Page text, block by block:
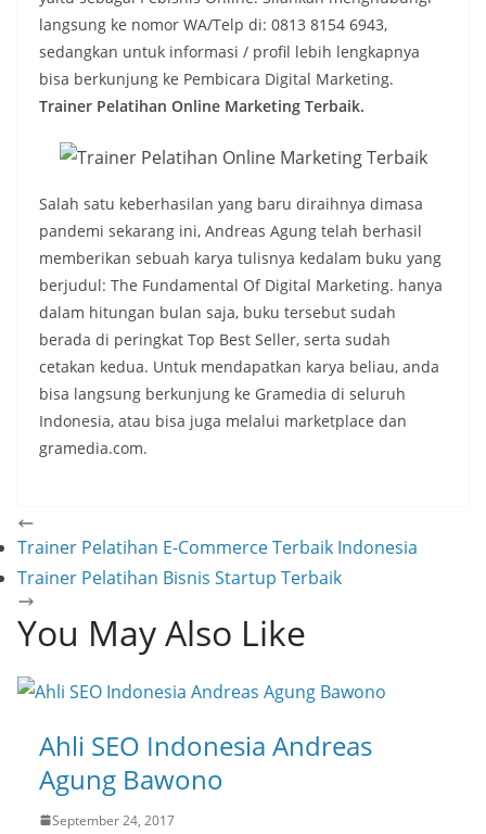
langsung ke nomor WA/Telp di: 0813 8154 6943,
sedangkan untuk informasi / profil lebih lengkapnya
bisa berkunjung ke Pembicara Digital Marketing.
Trainer Pelatihan Online Marketing Terbaik.
Salah satu keberhasilan yang baru diraihnya dimasa
pandemi sekarang ini, Andreas Agung telah berhasil
memberikan sebuah karya tulisnya kedalam buku yang
berjudul: The Fundamental Of Digital Marketing. hanya
dalam hitungan bulan saja, buku tersebut sudah
berada di peringkat Top Best Seller, serta sudah
cetakan kedua. Untuk mendapatkan karya beliau, anda
bisa langsung berkunjung ke Gramedia di seluruh
Indonesia, atau bisa juga melalui marketplace dan
gramedia.com.
Trainer Pelatihan E-Commerce Terbaik Indonesia
Trainer Pelatihan Bisnis Startup Terbaik
You May Also Like
Ahli SEO Indonesia Andreas
Agung Bawono
September 24, 2017